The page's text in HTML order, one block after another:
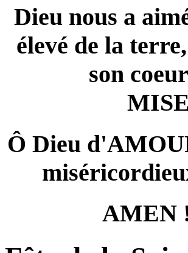
Dieu nous a
élevé de la
son
Ô Dieu
AMEN